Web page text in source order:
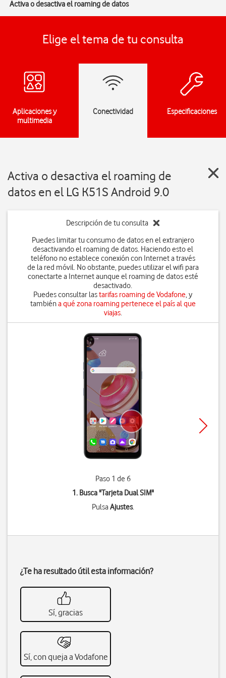
Activa o desactiva el roaming de datos
Elige el tema de tu consulta
Aplicaciones y
multimedia
Conectividad Especificaciones
Activa o desactiva el roaming de
datos en el LG K51S Android 9.0
Descripción de tu consulta
Puedes limitar tu consumo de datos en el extranjero
desactivando el roaming de datos. Haciendo esto el
teléfono no establece conexión con Internet a través
de la red móvil. No obstante, puedes utilizar el wifi para
conectarte a Internet aunque el roaming de datos esté
desactivado.
Puedes consultar lastarifas roaming de Vodafone, y
tambiéna qué zona roaming pertenece el país al que
viajas.
Paso 1 de 6
1. Busca "Tarjeta Dual SIM"
PulsaAjustes.
¿Te ha resultado útil esta información?
Sí, gracias
Sí, con queja a Vodafone